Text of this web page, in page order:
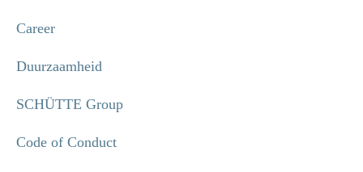
Career
Duurzaamheid
SCHÜTTE Group
Code of Conduct